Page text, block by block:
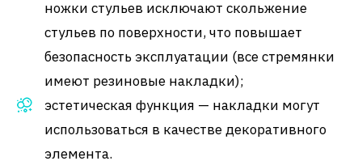
ножки стульев исключают скольжение
стульев по поверхности, что повышает
безопасность эксплуатации (все стремянки
имеют резиновые накладки);
эстетическая функция — накладки могут
использоваться в качестве декоративного
элемента.